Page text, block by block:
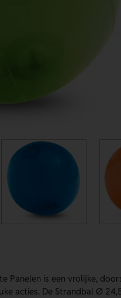
Panelen is een vrolijke,
acties. De Strandbal Ø 24,5